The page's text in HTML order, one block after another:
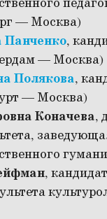
— Москва)
Панченко,
— Москва)
Полякова,
— Москва)
Коначева,
,